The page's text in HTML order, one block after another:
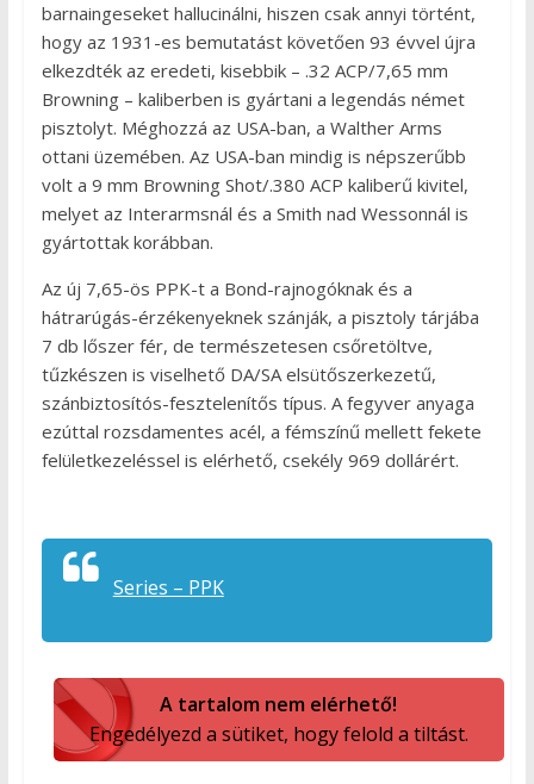
barnaingeseket hallucinálni, hiszen csak annyi történt,
hogy az 1931-es bemutatást követően 93 évvel újra
elkezdték az eredeti, kisebbik – .32 ACP/7,65 mm
Browning – kaliberben is gyártani a legendás német
pisztolyt. Méghozzá az USA-ban, a Walther Arms
ottani üzemében. Az USA-ban mindig is népszerűbb
volt a 9 mm Browning Shot/.380 ACP kaliberű kivitel,
melyet az Interarmsnál és a Smith nad Wessonnál is
gyártottak korábban.
Az új 7,65-ös PPK-t a Bond-rajnogóknak és a
hátrarúgás-érzékenyeknek szánják, a pisztoly tárjába
7 db lőszer fér, de természetesen csőretöltve,
tűzkészen is viselhető DA/SA elsütőszerkezetű,
szánbiztosítós-fesztelenítős típus. A fegyver anyaga
ezúttal rozsdamentes acél, a fémszínű mellett fekete
felületkezeléssel is elérhető, csekély 969 dollárért.
Series – PPK
A tartalom nem elérhető!
Engedélyezd a sütiket, hogy felold a tiltást.